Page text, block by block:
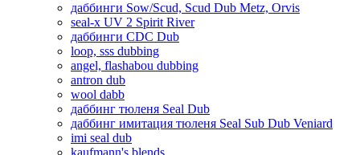
даббинги Sow/Scud, Scud Dub Metz, Orvis
seal-x UV 2 Spirit River
даббинги CDC Dub
loop, sss dubbing
angel, flashabou dubbing
antron dub
wool dabb
даббинг тюленя Seal Dub
даббинг имитация тюленя Seal Sub Dub Veniard
imi seal dub
kaufmann's blends